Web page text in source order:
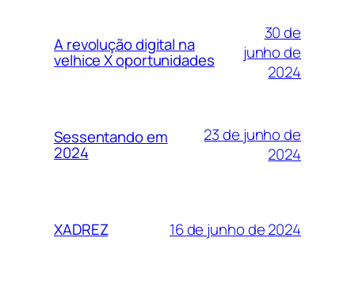
A revolução digital na
velhice X oportunidades
30 de
junho de
2024
Sessentando em
2024
23 de junho de
2024
XADREZ 16 de junho de 2024